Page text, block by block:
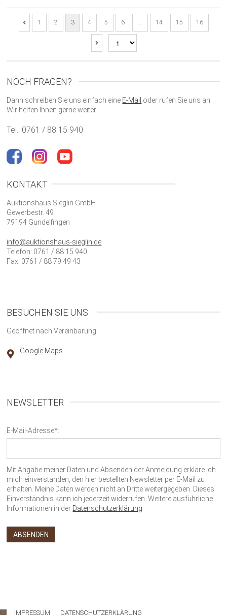
1 2 3 4 5 6 … 14 15 16
NOCH FRAGEN?
Dann schreiben Sie uns einfach eine E-Mail oder rufen Sie uns an.
Wir helfen Ihnen gerne weiter.
Tel.: 0761 / 88 15 940
KONTAKT
Auktionshaus Sieglin GmbH
Gewerbestr. 49
79194 Gundelfingen
info@auktionshaus-sieglin.de
Telefon: 0761 / 88 15 940
Fax: 0761 / 88 79 49 43
BESUCHEN SIE UNS
Geöffnet nach Vereinbarung
Google Maps
NEWSLETTER
E-Mail-Adresse*:
Mit Angabe meiner Daten und Absenden der Anmeldung erkläre ich
mich einverstanden, den hier bestellten Newsletter per E-Mail zu
erhalten. Meine Daten werden nicht an Dritte weitergegeben. Dieses
Einverständnis kann ich jederzeit widerrufen. Weitere ausführliche
Informationen in der Datenschutzerklärung
IMPRESSUM DATENSCHUTZERKLÄRUNG